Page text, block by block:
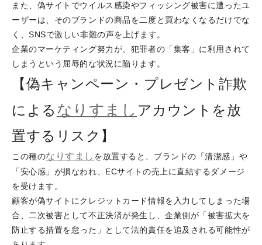
また、偽サイトでウイルス感染やフィッシング被害に遭ったユ
ーザーは、そのブランドの商品を二度と買わなくなるだけでな
く、SNSで激しい非難の声を上げます。
企業のマーケティング努力が、犯罪者の「集客」に利用されて
しまうという屈辱的な状況に陥ります。
【偽キャンペーン・プレゼント詐欺
による なりすまし アカウントを放
置するリスク】
この種のなりすまし を放置すると、ブランドの「清潔感」や
「安心感」が損なわれ、ECサイトの売上に直結するダメージ
を受けます。
顧客が偽サイトにクレジットカード情報を入力してしまった場
合、二次被害として不正決済が発生し、企業側が「被害拡大を
防止する措置を怠った」として法的責任を追及される可能性が